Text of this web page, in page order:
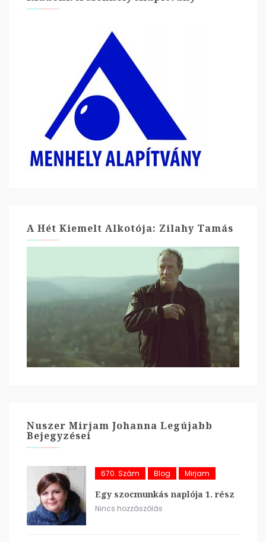
A Hét Kiemelt Alkotója: Zilahy Tamás
Nuszer Mirjam Johanna Legújabb
Bejegyzései
670. Szám Blog Mirjam
Egy szocmunkás naplója 1. rész
Nincs hozzászólás